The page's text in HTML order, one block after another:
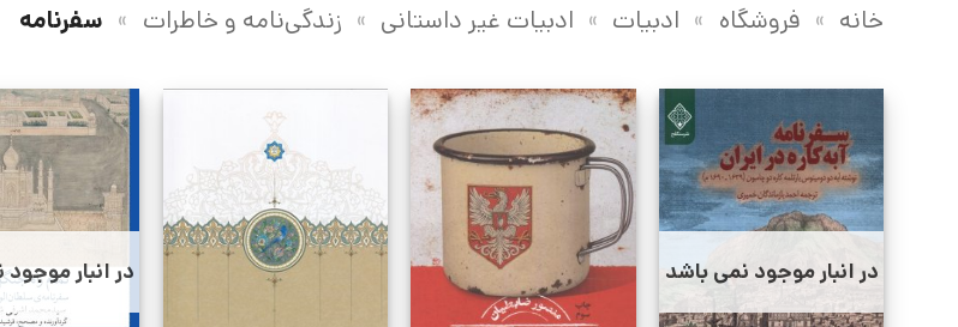
خانه » فروشگاه » ادبیات » ادبیات غیر داستانی » زندگی‌نامه و خاطرات » سفرنامه
در انبار موجود نمی باشد در انبار